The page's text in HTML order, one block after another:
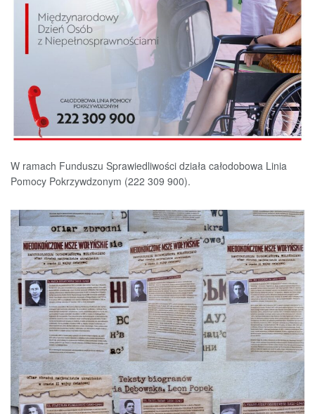
W ramach Funduszu Sprawiedliwości działa całodobowa Linia
Pomocy Pokrzywdzonym (222 309 900).